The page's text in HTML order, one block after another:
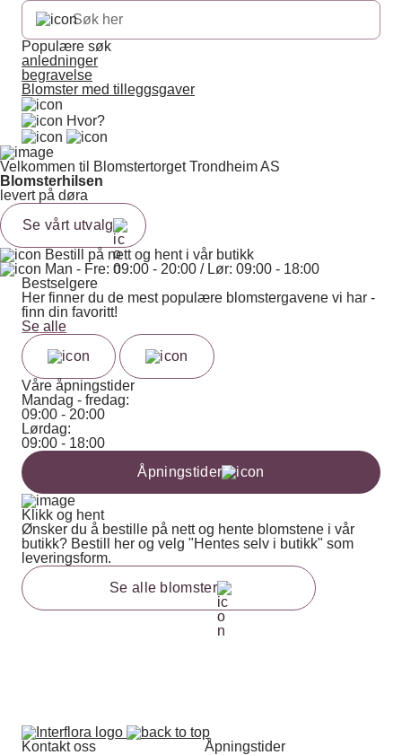
Populære søk
anledninger
begravelse
Blomster med tilleggsgaver
Hvor?
Velkommen til Blomstertorget Trondheim AS
Blomsterhilsen
levert på døra
Se vårt utvalg
Bestill på nett og hent i vår butikk
Man - Fre: 09:00 - 20:00 / Lør: 09:00 - 18:00
Bestselgere
Her finner du de mest populære blomstergavene vi har -
finn din favoritt!
Se alle
Våre åpningstider
Mandag - fredag:
09:00 - 20:00
Lørdag:
09:00 - 18:00
Åpningstider
Klikk og hent
Ønsker du å bestille på nett og hente blomstene i vår
butikk? Bestill her og velg "Hentes selv i butikk" som
leveringsform.
Se alle blomster
Kontakt oss
Åpningstider